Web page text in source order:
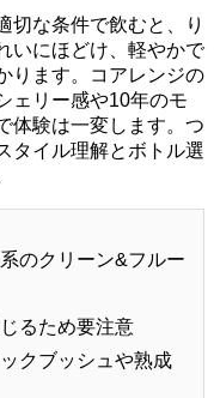
切な条件で飲むと、り
いにほどけ、軽やかで
ります。コアレンジの
ェリー感や10年のモ
体験は一変します。つ
タイル理解とボトル選
のクリーン&フルー
るため要注意
クブッシュや熟成